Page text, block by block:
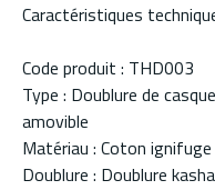
Caractéristiques
Code produit : THD003
Type : Doublure de
amovible
Matériau : Coton ignifuge
Doublure : Doublure